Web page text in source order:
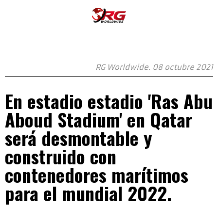
RG Worldwide. 08 octubre 2021
En estadio estadio 'Ras Abu
Aboud Stadium' en Qatar
será desmontable y
construido con
contenedores marítimos
para el mundial 2022.